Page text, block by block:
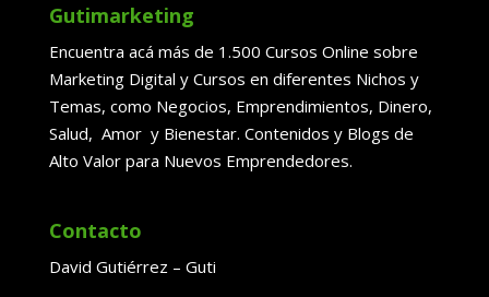
Gutimarketing
Encuentra acá más de 1.500 Cursos Online sobre
Marketing Digital y Cursos en diferentes Nichos y
Temas, como Negocios, Emprendimientos, Dinero,
Salud, Amor y Bienestar. Contenidos y Blogs de
Alto Valor para Nuevos Emprendedores.
Contacto
David Gutiérrez – Guti